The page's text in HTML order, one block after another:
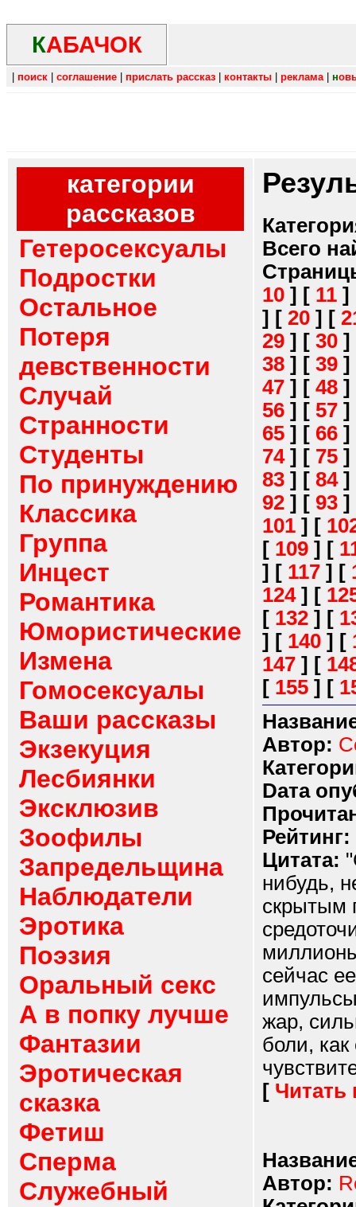
КАБАЧОК
поиск соглашение прислать рассказ контакты реклама| н
категории
рассказов
Гетеросексуалы
Подростки
Остальное
Потеря
девственности
Случай
Странности
Студенты
По принуждению
Классика
Группа
Инцест
Романтика
Юмористические
Измена
Гомосексуалы
Ваши рассказы
Экзекуция
Лесбиянки
Эксклюзив
Зоофилы
Запредельщина
Наблюдатели
Эротика
Поэзия
Оральный секс
А в попку лучше
Фантазии
Эротическая
сказка
Фетиш
Сперма
Служебный
Всего
10 ] [ 11 ]
] [ 20 ] [
29 ] [ 30 ]
38 ] [ 39 ]
47 ] [ 48 ]
56 ] [ 57 ]
65 ] [ 66 ]
74] [ 75 ]
83 ] [ 84]
92 ] [ 93 ]
101 ] [
[ 109 ] [
] [ 117 ] [
124] [
[ 132 ] [
] [ 140 ] [
147 ] [
[ 155 ] [
Автор:
Dата
Рейтинг:
Цитата:
нибудь,
скрытым
сейчас
жар,
боли,
[ Читать
Автор: